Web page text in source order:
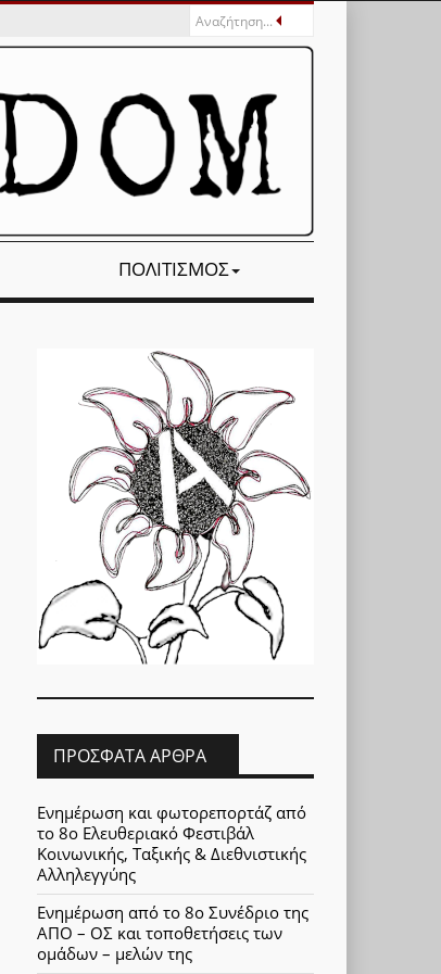
ΠΟΛΙΤΙΣΜΌΣ
ΠΡΌΣΦΑΤΑ ΆΡΘΡΑ
Ενημέρωση και φωτορεπορτάζ από
το 8ο Ελευθεριακό Φεστιβάλ
Κοινωνικής, Ταξικής & Διεθνιστικής
Αλληλεγγύης
Ενημέρωση από το 8ο Συνέδριο της
ΑΠΟ – ΟΣ και τοποθετήσεις των
ομάδων – μελών της